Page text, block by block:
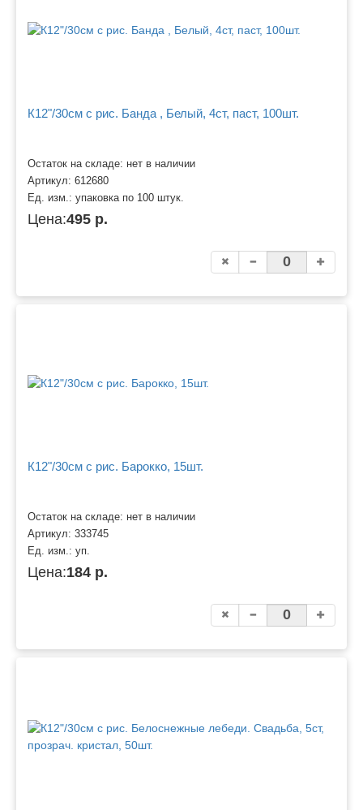
К12"/30см с рис. Банда , Белый, 4ст, паст, 100шт.
Остаток на складе: нет в наличии
Артикул: 612680
Ед. изм.: упаковка по 100 штук.
Цена:495 р.
К12"/30см с рис. Барокко, 15шт.
Остаток на складе: нет в наличии
Артикул: 333745
Ед. изм.: уп.
Цена:184 р.